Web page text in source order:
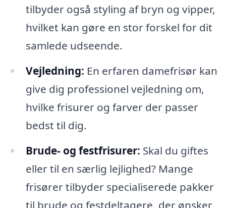
tilbyder også styling af bryn og vipper,
hvilket kan gøre en stor forskel for dit
samlede udseende.
Vejledning: En erfaren damefrisør kan
give dig professionel vejledning om,
hvilke frisurer og farver der passer
bedst til dig.
Brude- og festfrisurer: Skal du giftes
eller til en særlig lejlighed? Mange
frisører tilbyder specialiserede pakker
til brude og festdeltagere, der ønsker